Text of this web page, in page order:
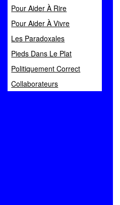
Pour Aider À Rire
Pour Aider À Vivre
Les Paradoxales
Pieds Dans Le Plat
Politiquement Correct
Collaborateurs